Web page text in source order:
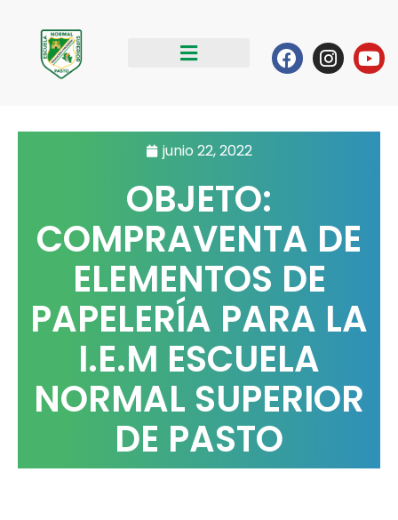
contenido
Facebook
junio 22, 2022
OBJETO:
COMPRAVENTA DE
ELEMENTOS DE
PAPELERÍA PARA LA
I.E.M ESCUELA
NORMAL SUPERIOR
DE PASTO